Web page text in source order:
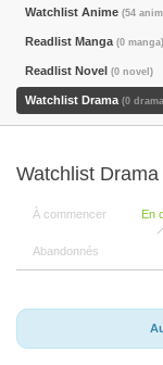
Watchlist Anime (54
Readlist Manga (0 manga)
Readlist Novel (0 novel)
Watchlist Drama (0
Watchlist Drama
À commencer En
Abandonnés